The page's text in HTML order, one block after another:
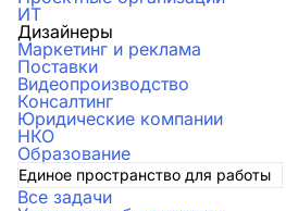
ИТ
Дизайнеры
Маркетинг и реклама
Поставки
Видеопроизводство
Консалтинг
Юридические компании
НКО
Образование
Единое пространство для работы
Все задачи